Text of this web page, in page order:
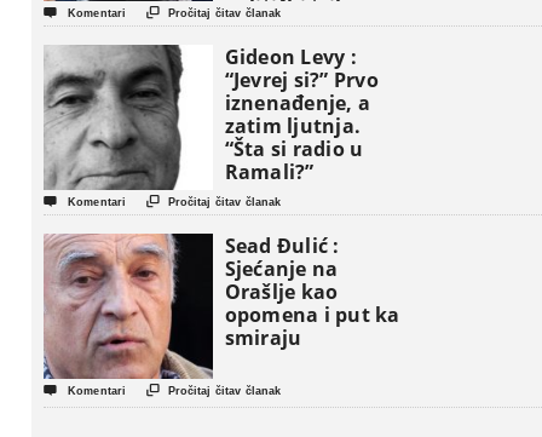
politički triler
 Komentari  Pročitaj čitav članak
Gideon Levy :
“Jevrej si?” Prvo
iznenađenje, a
zatim ljutnja.
“Šta si radio u
Ramali?”
 Komentari  Pročitaj čitav članak
Sead Đulić :
Sjećanje na
Orašlje kao
opomena i put ka
smiraju
 Komentari  Pročitaj čitav članak